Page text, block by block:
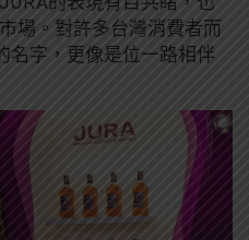
場。對許多台灣消費者而
名字，更像是位一路相伴